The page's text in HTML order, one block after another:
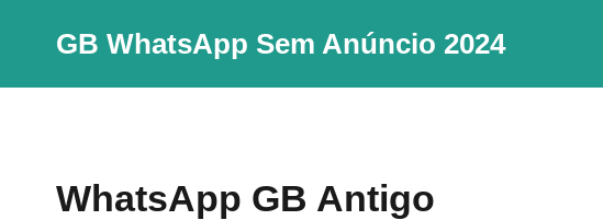
GB WhatsApp Sem Anúncio 2024
WhatsApp GB Antigo